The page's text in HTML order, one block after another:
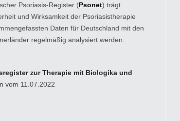
Psoriasis-Register (Psonet) trägt
und Wirksamkeit der Psoriasistherapie
Daten für Deutschland mit den
regelmäßig analysiert werden.
zur Therapie mit Biologika und
vom 11.07.2022